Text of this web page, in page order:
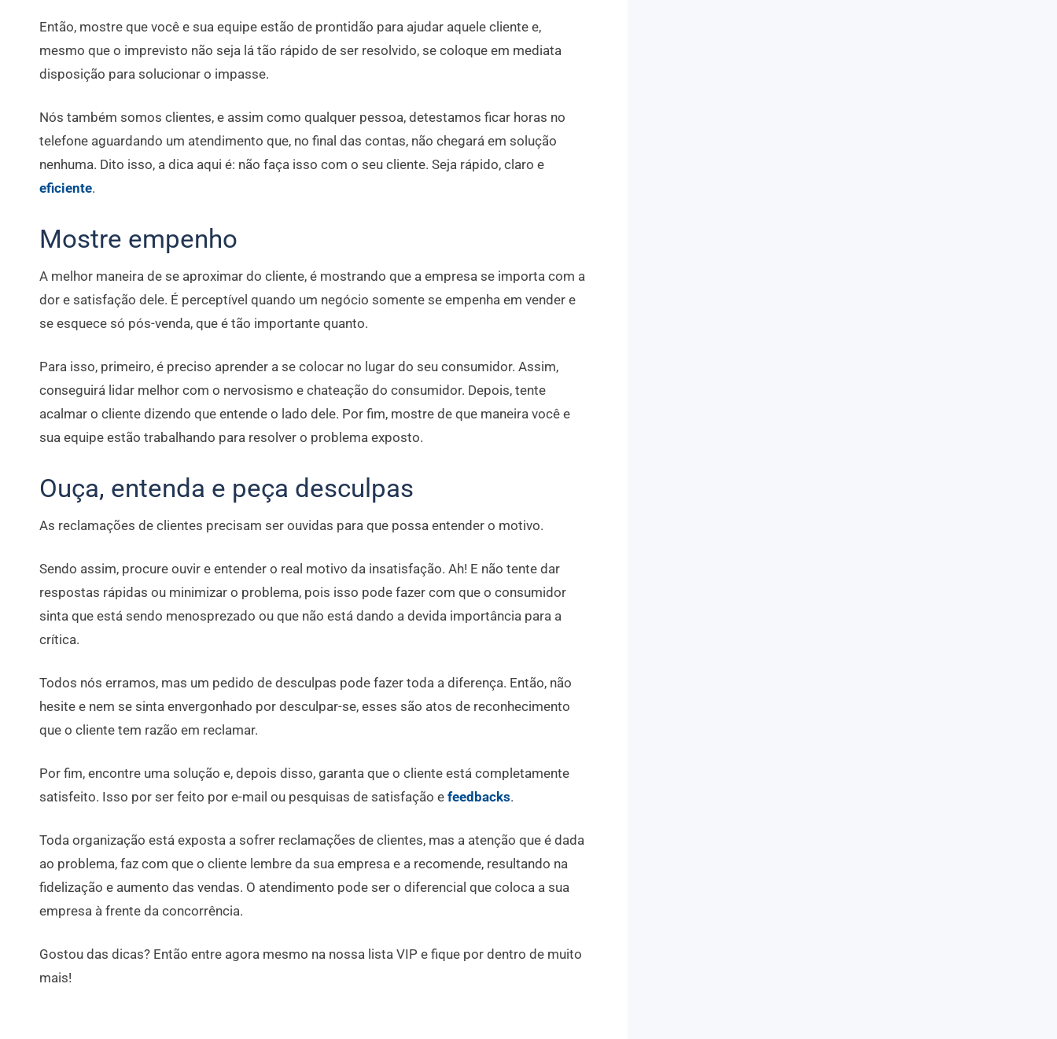
Então, mostre que você e sua equipe estão de prontidão para ajudar aquele cliente e,
mesmo que o imprevisto não seja lá tão rápido de ser resolvido, se coloque em mediata
disposição para solucionar o impasse.
Nós também somos clientes, e assim como qualquer pessoa, detestamos ficar horas no
telefone aguardando um atendimento que, no final das contas, não chegará em solução
nenhuma. Dito isso, a dica aqui é: não faça isso com o seu cliente. Seja rápido, claro e
eficiente.
Mostre empenho
A melhor maneira de se aproximar do cliente, é mostrando que a empresa se importa com a
dor e satisfação dele. É perceptível quando um negócio somente se empenha em vender e
se esquece só pós-venda, que é tão importante quanto.
Para isso, primeiro, é preciso aprender a se colocar no lugar do seu consumidor. Assim,
conseguirá lidar melhor com o nervosismo e chateação do consumidor. Depois, tente
acalmar o cliente dizendo que entende o lado dele. Por fim, mostre de que maneira você e
sua equipe estão trabalhando para resolver o problema exposto.
Ouça, entenda e peça desculpas
As reclamações de clientes precisam ser ouvidas para que possa entender o motivo.
Sendo assim, procure ouvir e entender o real motivo da insatisfação. Ah! E não tente dar
respostas rápidas ou minimizar o problema, pois isso pode fazer com que o consumidor
sinta que está sendo menosprezado ou que não está dando a devida importância para a
crítica.
Todos nós erramos, mas um pedido de desculpas pode fazer toda a diferença. Então, não
hesite e nem se sinta envergonhado por desculpar-se, esses são atos de reconhecimento
que o cliente tem razão em reclamar.
Por fim, encontre uma solução e, depois disso, garanta que o cliente está completamente
satisfeito. Isso por ser feito por e-mail ou pesquisas de satisfação e feedbacks.
Toda organização está exposta a sofrer reclamações de clientes, mas a atenção que é dada
ao problema, faz com que o cliente lembre da sua empresa e a recomende, resultando na
fidelização e aumento das vendas. O atendimento pode ser o diferencial que coloca a sua
empresa à frente da concorrência.
Gostou das dicas? Então entre agora mesmo na nossa lista VIP e fique por dentro de muito
mais!